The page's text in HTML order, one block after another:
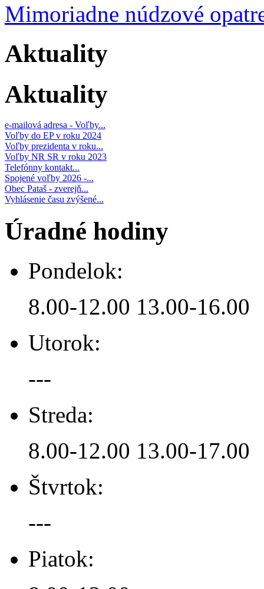
Mimoriadne núdzové
Aktuality
Aktuality
e-mailová adresa - Voľby...
Voľby do EP v roku 2024
Voľby prezidenta v roku...
Voľby NR SR v roku 2023
Telefónny kontakt...
Spojené voľby 2026 -...
Obec Pataš - zverejň...
Vyhlásenie času zvýšené...
Úradné hodiny
Pondelok:
8.00-12.00 13.00-16.00
Utorok:
---
Streda:
8.00-12.00 13.00-17.00
Štvrtok:
---
Piatok: